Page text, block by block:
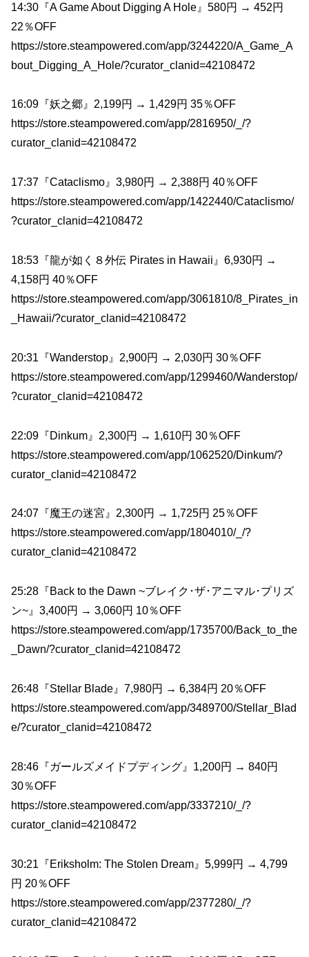
14:30『A Game About Digging A Hole』580円 → 452円
22％OFF
https://store.steampowered.com/app/3244220/A_Game_A
bout_Digging_A_Hole/?curator_clanid=42108472
16:09『妖之郷』2,199円 → 1,429円 35％OFF
https://store.steampowered.com/app/2816950/_/?
curator_clanid=42108472
17:37『Cataclismo』3,980円 → 2,388円 40％OFF
https://store.steampowered.com/app/1422440/Cataclismo/
?curator_clanid=42108472
18:53『龍が如く８外伝 Pirates in Hawaii』6,930円 →
4,158円 40％OFF
https://store.steampowered.com/app/3061810/8_Pirates_in
_Hawaii/?curator_clanid=42108472
20:31『Wanderstop』2,900円 → 2,030円 30％OFF
https://store.steampowered.com/app/1299460/Wanderstop/
?curator_clanid=42108472
22:09『Dinkum』2,300円 → 1,610円 30％OFF
https://store.steampowered.com/app/1062520/Dinkum/?
curator_clanid=42108472
24:07『魔王の迷宮』2,300円 → 1,725円 25％OFF
https://store.steampowered.com/app/1804010/_/?
curator_clanid=42108472
25:28『Back to the Dawn ~ブレイク･ザ･アニマル･プリズ
ン~』3,400円 → 3,060円 10％OFF
https://store.steampowered.com/app/1735700/Back_to_the
_Dawn/?curator_clanid=42108472
26:48『Stellar Blade』7,980円 → 6,384円 20％OFF
https://store.steampowered.com/app/3489700/Stellar_Blad
e/?curator_clanid=42108472
28:46『ガールズメイドプディング』1,200円 → 840円
30％OFF
https://store.steampowered.com/app/3337210/_/?
curator_clanid=42108472
30:21『Eriksholm: The Stolen Dream』5,999円 → 4,799
円 20％OFF
https://store.steampowered.com/app/2377280/_/?
curator_clanid=42108472